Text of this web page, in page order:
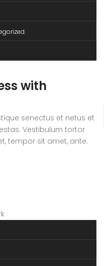
with
senectus et netus et
Vestibulum tortor
tempor sit amet, ante.
eleifend leo. Quisque
pharetra. Vestibulum